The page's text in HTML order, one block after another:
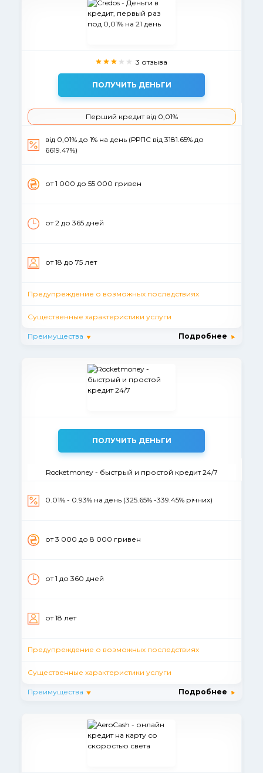
3 отзыва
ПОЛУЧИТЬ ДЕНЬГИ
Перший кредит від 0,01%
від 0,01% до 1% на день (РРПС вiд 3181.65% до
6619.47%)
от 1 000 до 55 000 гривен
от 2 до 365 дней
от 18 до 75 лет
Предупреждение о возможных последствиях
Существенные характеристики услуги
Преимущества Подробнее
ПОЛУЧИТЬ ДЕНЬГИ
Rocketmoney - быстрый и простой кредит 24/7
0.01% - 0.93% на день (325.65% -339.45% річних)
от 3 000 до 8 000 гривен
от 1 до 360 дней
от 18 лет
Предупреждение о возможных последствиях
Существенные характеристики услуги
Преимущества Подробнее